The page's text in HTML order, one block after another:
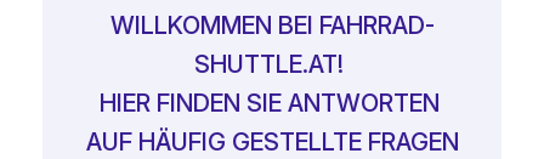
WILLKOMMEN BEI FAHRRAD-
SHUTTLE.AT!
HIER FINDEN SIE ANTWORTEN
AUF HÄUFIG GESTELLTE FRAGEN